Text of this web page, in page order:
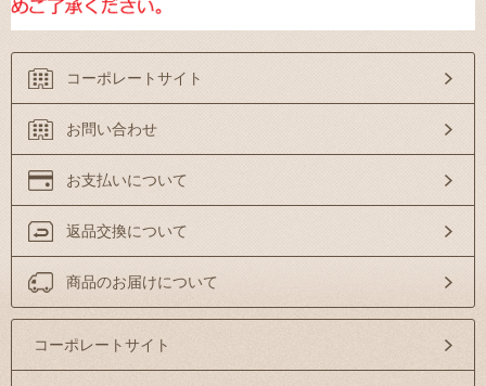
コーポレートサイト
お問い合わせ
お支払いについて
返品交換について
商品のお届けについて
コーポレートサイト